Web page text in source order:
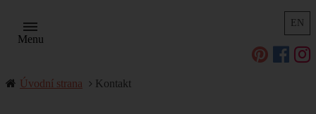
EN
Menu
Úvodní strana Kontakt